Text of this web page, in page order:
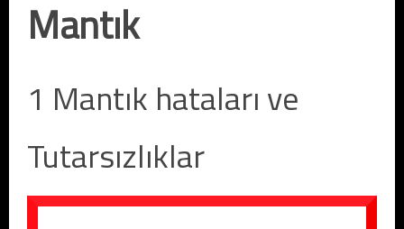
Mantık
1 Mantık hataları ve
Tutarsızlıklar